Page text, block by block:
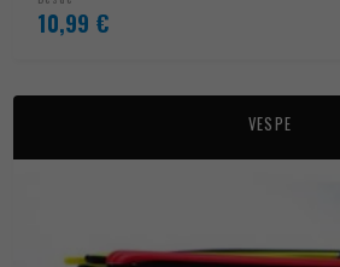
10,99 €
VESPE